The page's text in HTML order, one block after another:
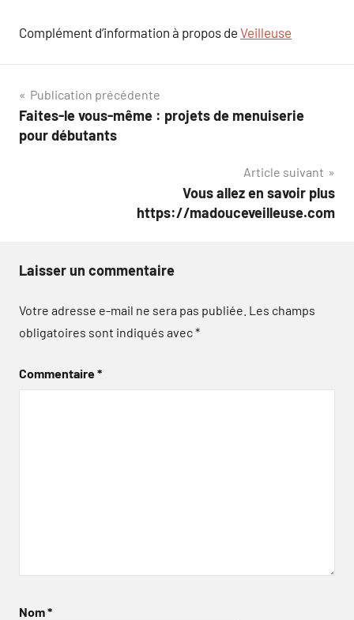
Complément d’information à propos de Veilleuse
Navigation
de
Publication précédente
Faites-le vous-même : projets de menuiserie
pour débutants
Article suivant
Vous allez en savoir plus
https://madouceveilleuse.com
Laisser un commentaire
Votre adresse e-mail ne sera pas publiée. Les champs
obligatoires sont indiqués avec*
Commentaire*
Nom*